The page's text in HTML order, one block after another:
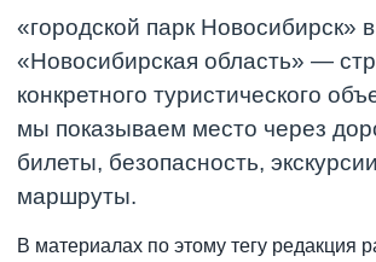
«городской парк Новосибирск»
«Новосибирская область» —
конкретного туристического
мы показываем место через
билеты, безопасность,
маршруты.
В материалах по этому тегу редакция